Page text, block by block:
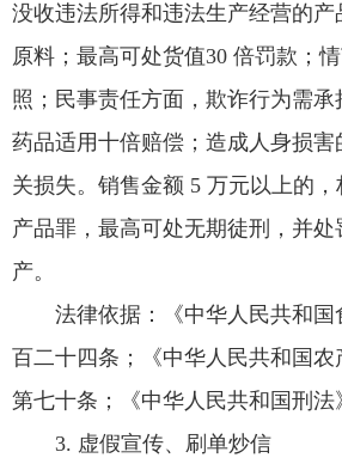
没收违法所得和违法生产经营的产
原料；最高可处货值30 倍罚款；
照；民事责任方面，欺诈行为需
药品适用十倍赔偿；造成人身损害
关损失。销售金额 5 万元以上的
产品罪，最高可处无期徒刑，并
产。
法律依据：《中华人民共和国
百二十四条；《中华人民共和国农
第七十条；《中华人民共和国刑法
3. 虚假宣传、刷单炒信